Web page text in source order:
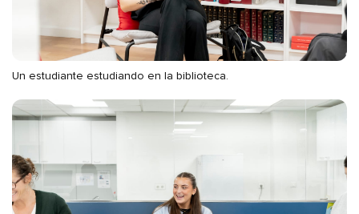
Un estudiante estudiando en la biblioteca.